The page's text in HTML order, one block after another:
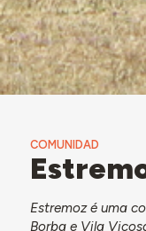
COMUNIDAD
Estremoz é uma
Borba e Vila